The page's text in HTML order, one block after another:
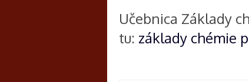
Učebnica Základy
tu: základy chémie